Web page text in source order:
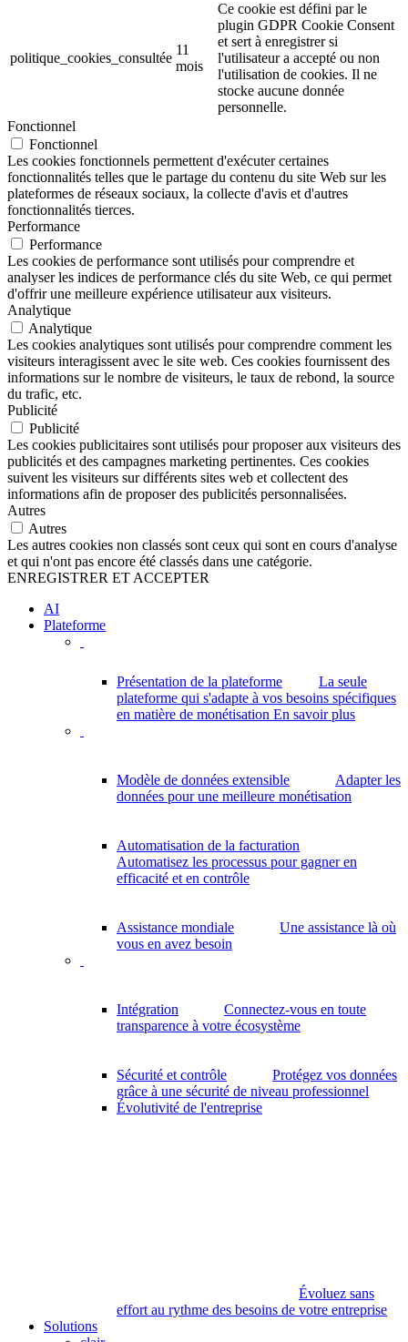
politique_cookies_consultée
11
mois
Ce cookie est défini par le
plugin GDPR Cookie Consent
et sert à enregistrer si
l'utilisateur a accepté ou non
l'utilisation de cookies. Il ne
stocke aucune donnée
personnelle.
Fonctionnel
Fonctionnel
Les cookies fonctionnels permettent d'exécuter certaines
fonctionnalités telles que le partage du contenu du site Web sur les
plateformes de réseaux sociaux, la collecte d'avis et d'autres
fonctionnalités tierces.
Performance
Performance
Les cookies de performance sont utilisés pour comprendre et
analyser les indices de performance clés du site Web, ce qui permet
d'offrir une meilleure expérience utilisateur aux visiteurs.
Analytique
Analytique
Les cookies analytiques sont utilisés pour comprendre comment les
visiteurs interagissent avec le site web. Ces cookies fournissent des
informations sur le nombre de visiteurs, le taux de rebond, la source
du trafic, etc.
Publicité
Publicité
Les cookies publicitaires sont utilisés pour proposer aux visiteurs des
publicités et des campagnes marketing pertinentes. Ces cookies
suivent les visiteurs sur différents sites web et collectent des
informations afin de proposer des publicités personnalisées.
Autres
Autres
Les autres cookies non classés sont ceux qui sont en cours d'analyse
et qui n'ont pas encore été classés dans une catégorie.
ENREGISTRER ET ACCEPTER
AI
Plateforme
Présentation de la plateforme
La seule
plateforme qui s'adapte à vos besoins spécifiques
en matière de monétisation En savoir plus
Modèle de données extensible
Adapter les
données pour une meilleure monétisation
Automatisation de la facturation
Automatisez les processus pour gagner en
efficacité et en contrôle
Assistance mondiale
Une assistance là où
vous en avez besoin
Intégration
Connectez-vous en toute
transparence à votre écosystème
Sécurité et contrôle
Protégez vos données
grâce à une sécurité de niveau professionnel
Évolutivité de l'entreprise
Évoluez sans
effort au rythme des besoins de votre entreprise
Solutions